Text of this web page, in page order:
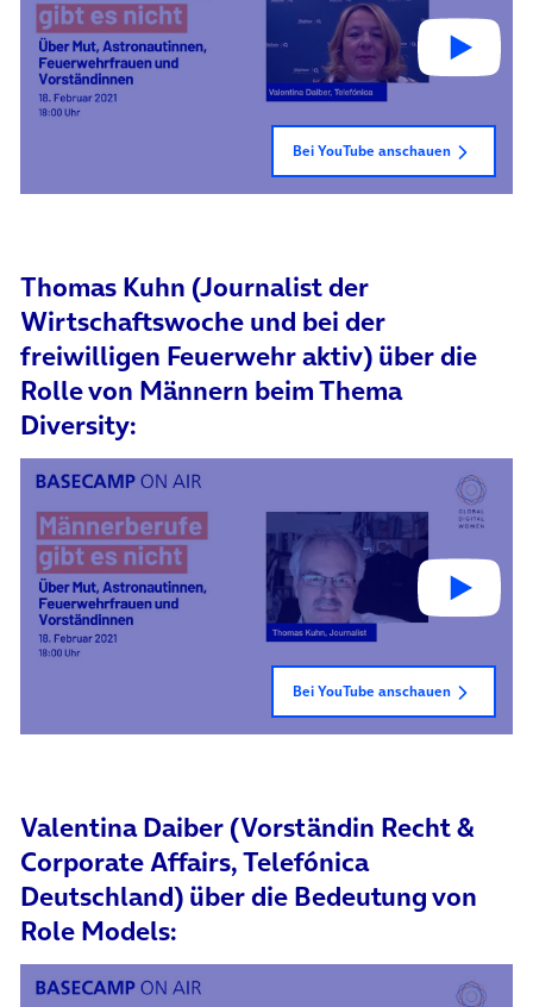
Bei YouTube anschauen
Thomas Kuhn (Journalist der
Wirtschaftswoche und bei der
freiwilligen Feuerwehr aktiv) über die
Rolle von Männern beim Thema
Diversity:
Bei YouTube anschauen
Valentina Daiber (Vorständin Recht &
Corporate Affairs, Telefónica
Deutschland) über die Bedeutung von
Role Models: